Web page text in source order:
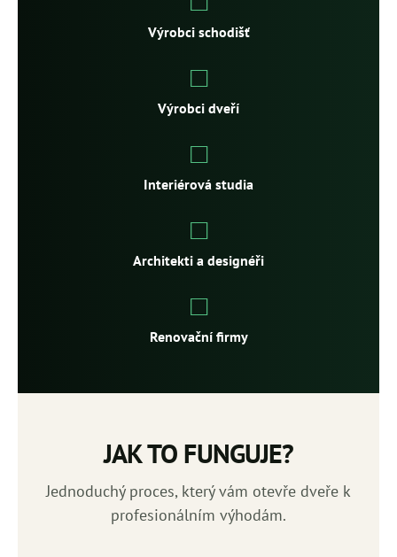
Výrobci schodišť
Výrobci dveří
Interiérová studia
Architekti a designéři
Renovační firmy
JAK TO FUNGUJE?
Jednoduchý proces, který vám otevře dveře k
profesionálním výhodám.